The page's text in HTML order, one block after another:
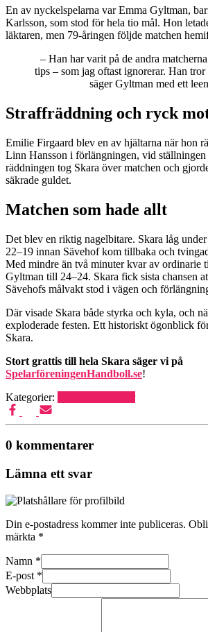
En av nyckelspelarna var Emma Gyltman,
Karlsson, som stod för hela tio mål. Hon
läktaren, men 79-åringen följde matchen
– Han har varit på de andra
tips – som jag oftast ignorerar. Han tror
säger Gyltman med ett
Straffräddning och ryck
Emilie Firgaard blev en av hjältarna när hon
Linn Hansson i förlängningen, vid
räddningen tog Skara över matchen och
säkrade guldet.
Matchen som hade allt
Det blev en riktig nagelbitare. Skara låg
22–19 innan Sävehof kom tillbaka och
Med mindre än två minuter kvar av ordinarie
Gyltman till 24–24. Skara fick sista chansen
Sävehofs målvakt stod i vägen och
Där visade Skara både styrka och kyla, och
exploderade festen. Ett historiskt ögonblick
Skara.
Stort grattis till hela Skara säger vi på
SpelarföreningenHandboll.se!
Kategorier:
0 kommentarer
Lämna ett svar
Din e-postadress kommer inte publiceras.
märkta *
Namn *
E-post *
Webbplats